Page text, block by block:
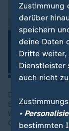
Die Rennrodler
Bronzemedaille
Winterspielen auf
Österreich
Zustimmung
darüber
speichern
deine Daten
Dritte
Dienstleister
auch nicht
•
bestimmten